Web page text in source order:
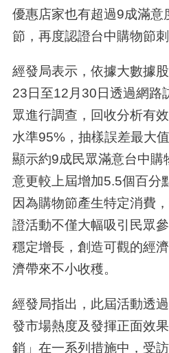
優惠店家也有超過9成滿意
節，再度認證台中購物節
經發局表示，依據大數據
23日至12月30日透過網路
眾進行調查，回收分析有
水準95%，抽樣誤差最大
顯示約9成民眾滿意台中購
意更較上屆增加5.5個百分
因為購物節產生特定消費
證活動不僅大幅吸引民眾
穩定增長，創造可觀的經
濟帶來不小收穫。
經發局指出，此屆活動透
發市場熱度及發揮正面效
銷」在一系列措施中，受